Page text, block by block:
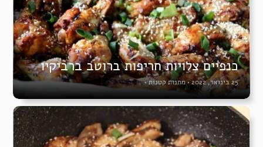
כנפיים צלויות חריפות ברוטב ברביקיו
25 בינואר, 2022 •מתנות קטנות•